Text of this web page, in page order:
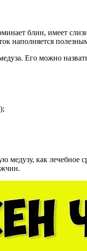
блин, имеет
наполняется
Его можно
медузу, как